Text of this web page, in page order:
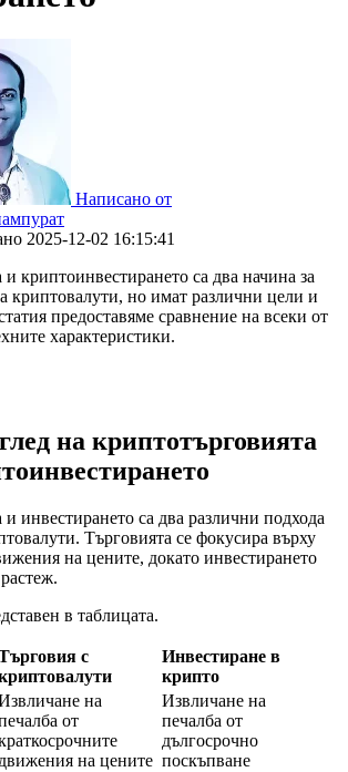
Написано от
2025-12-02 16:15:41
криптоинвестирането са два начина за
криптовалути, но имат различни цели и
предоставяме сравнение на всеки от
характеристики.
на криптотърговията
инвестирането са два различни подхода
Търговията се фокусира върху
на цените, докато инвестирането
в таблицата.
с
Инвестиране в
крипто
на
от
движения на цените
Извличане на
печалба от
дългосрочно
поскъпване